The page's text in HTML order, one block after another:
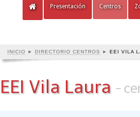
Presentación Centros
INICIO ► DIRECTORIO CENTROS ► EEI VILA
EEI Vila Laura -